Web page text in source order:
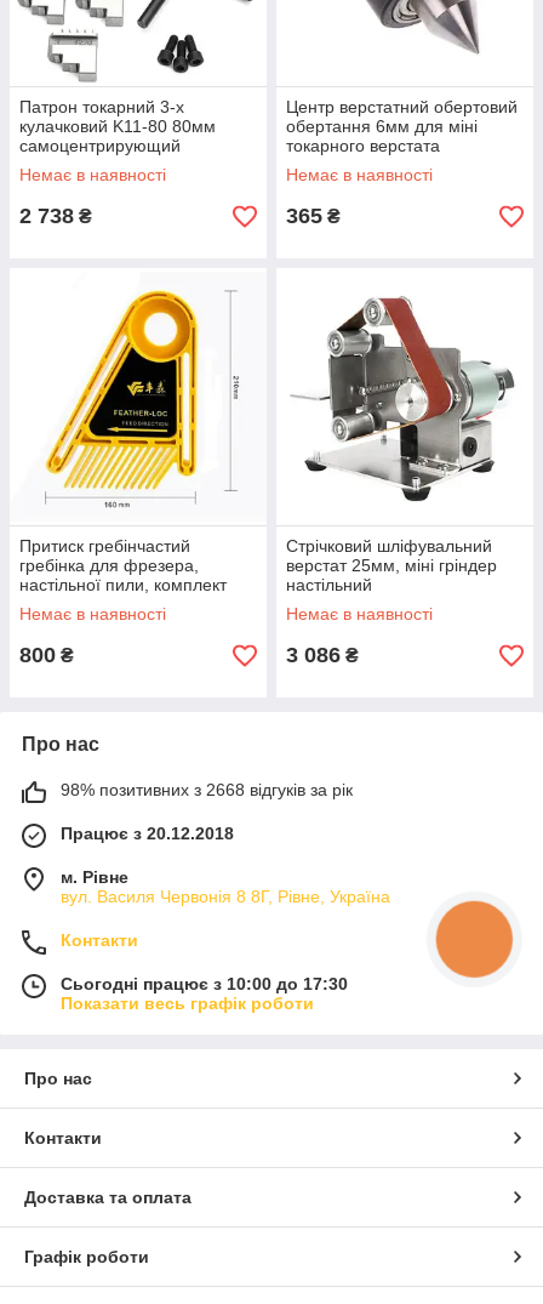
Патрон токарний 3-х
кулачковий K11-80 80мм
самоцентрирующий
Немає в наявності
2 738 ₴
Центр верстатний обертовий
обертання 6мм для міні
токарного верстата
Немає в наявності
365 ₴
Притиск гребінчастий
гребінка для фрезера,
настільної пили, комплект
Немає в наявності
800 ₴
Стрічковий шліфувальний
верстат 25мм, міні гріндер
настільний
Немає в наявності
3 086 ₴
Про нас
98% позитивних з 2668 відгуків за рік
Працює з 20.12.2018
м. Рівне
вул. Василя Червонія 8 8Г, Рівне, Україна
Контакти
Сьогодні працює з 10:00 до 17:30
Показати весь графік роботи
Про нас
Контакти
Доставка та оплата
Графік роботи